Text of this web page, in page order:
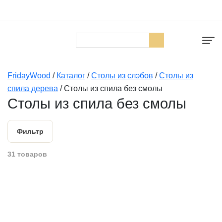
FridayWood / Каталог /Столы из слэбов /Столы из
спила дерева /Столы из спила без смолы
Столы из спила без смолы
Фильтр
31 товаров